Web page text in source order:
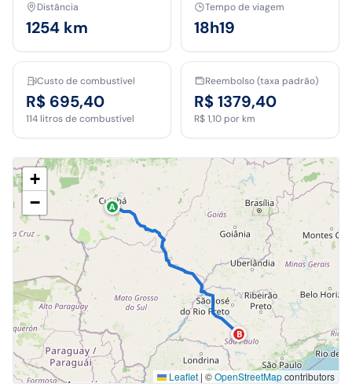
Distância
1254 km
Tempo de viagem
18h19
Custo de combustível
R$ 695,40
114 litros de combustível
Reembolso (taxa padrão)
R$ 1379,40
R$ 1,10 por km
A
B
+
−
Leaflet| ©OpenStreetMapcontributors